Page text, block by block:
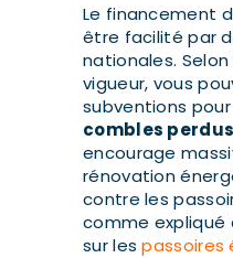
Le financement
être facilité par
nationales.
vigueur, vous
subventions
combles
encourage
rénovation
contre les
comme expliqué
sur lespassoires